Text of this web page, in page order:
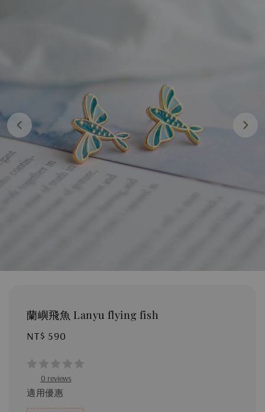
蘭嶼飛魚 Lanyu flying fish
Regular
NT$ 590
0 reviews
適用優惠